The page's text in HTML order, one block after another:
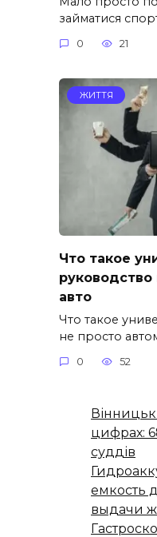
займатися
0 21
ЖИТТЯ
Что такое
авто
Что такое
не просто
0 52
цифрах:
суддів
емкость
выдачи